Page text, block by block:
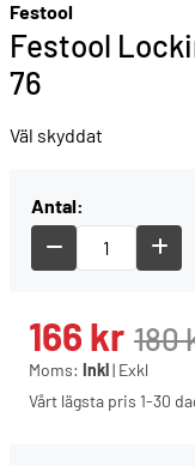
Festool
Festool
76
Väl skyddat
Antal:
180
166 kr
Moms: Inkl| Exkl
Vårt lägsta pris 1-30